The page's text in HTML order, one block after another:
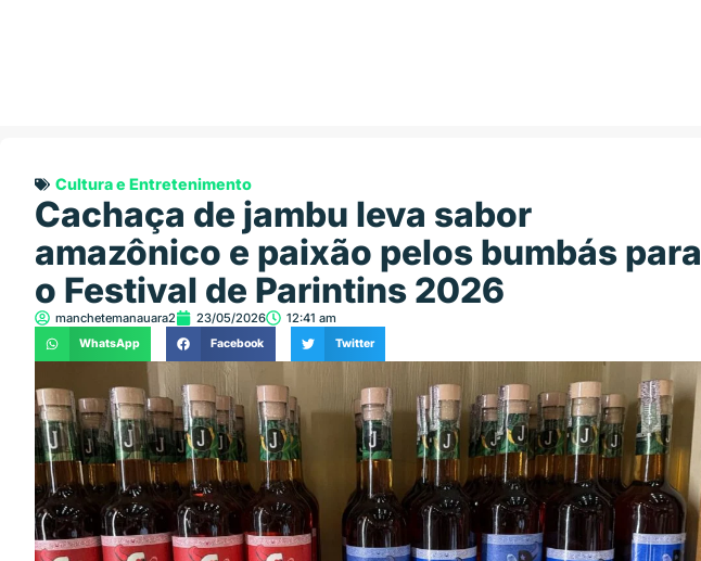
Cultura e Entretenimento
Cachaça de jambu leva sabor
amazônico e paixão pelos bumbás para
o Festival de Parintins 2026
manchetemanauara2 23/05/2026 12:41 am
WhatsApp Facebook Twitter